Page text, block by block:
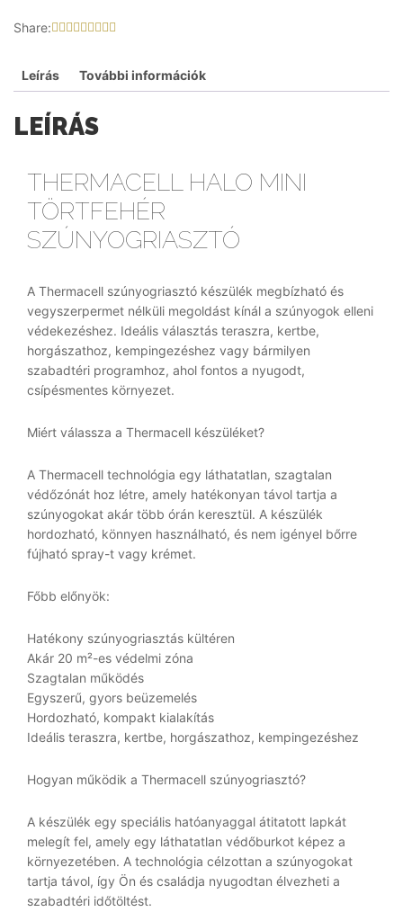
Share:
Leírás További információk
LEÍRÁS
THERMACELL HALO MINI
TÖRTFEHÉR
SZÚNYOGRIASZTÓ
A Thermacell szúnyogriasztó készülék megbízható és
vegyszerpermet nélküli megoldást kínál a szúnyogok elleni
védekezéshez. Ideális választás teraszra, kertbe,
horgászathoz, kempingezéshez vagy bármilyen
szabadtéri programhoz, ahol fontos a nyugodt,
csípésmentes környezet.
Miért válassza a Thermacell készüléket?
A Thermacell technológia egy láthatatlan, szagtalan
védőzónát hoz létre, amely hatékonyan távol tartja a
szúnyogokat akár több órán keresztül. A készülék
hordozható, könnyen használható, és nem igényel bőrre
fújható spray-t vagy krémet.
Főbb előnyök:
Hatékony szúnyogriasztás kültéren
Akár 20 m²-es védelmi zóna
Szagtalan működés
Egyszerű, gyors beüzemelés
Hordozható, kompakt kialakítás
Ideális teraszra, kertbe, horgászathoz, kempingezéshez
Hogyan működik a Thermacell szúnyogriasztó?
A készülék egy speciális hatóanyaggal átitatott lapkát
melegít fel, amely egy láthatatlan védőburkot képez a
környezetében. A technológia célzottan a szúnyogokat
tartja távol, így Ön és családja nyugodtan élvezheti a
szabadtéri időtöltést.